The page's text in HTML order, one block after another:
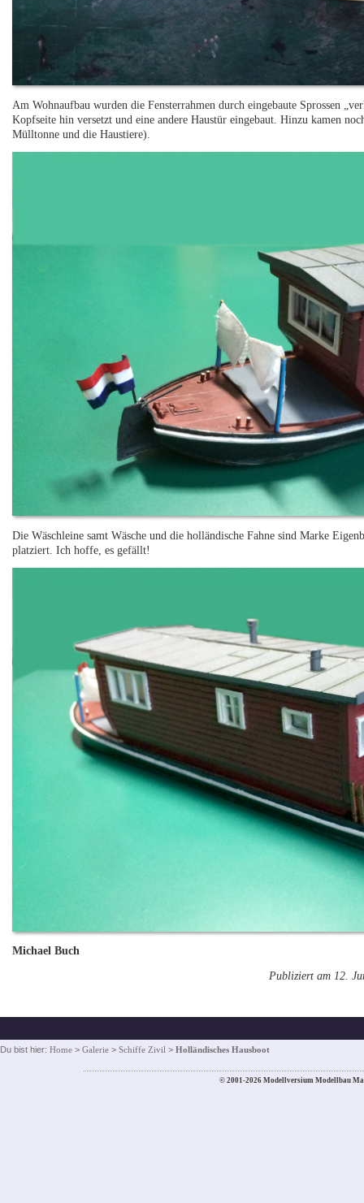
Am Wohnaufbau wurden die Fensterrahmen durch eingebaute Sprossen
Kopfseite hin versetzt und eine andere Haustür eingebaut. Hinzu kamen
Mülltonne und die Haustiere).
Die Wäschleine samt Wäsche und die holländische Fahne sind Marke
platziert. Ich hoffe, es gefällt!
Michael Buch
Publiziert am 12.
Du bist hier: Home > Galerie > Schiffe Zivil > Holländisches Hausboot
© 2001-2026 Modellversium Modellbau